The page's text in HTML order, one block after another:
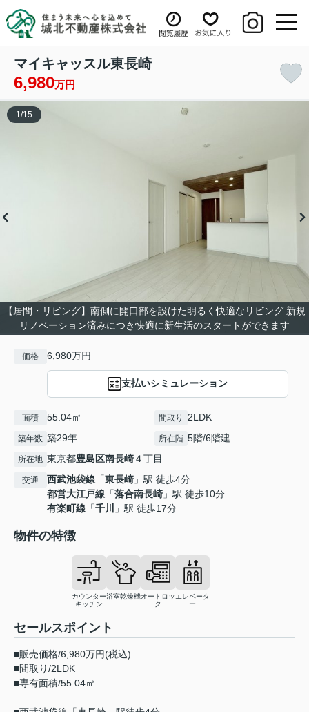
マイキャッスル東長崎
6,980万円
【居間・リビング】南側に開口部を設けた明るく快適なリビング 新規
リノベーション済みにつき快適に新生活のスタートができます
1/15
価格 6,980万円
支払いシミュレーション
面積 55.04㎡ 間取り 2LDK
築年数 築29年 所在階 5階/6階建
所在地 東京都豊島区南長崎４丁目
交通 西武池袋線 「東長崎 」駅 徒歩4分
都営大江戸線 「落合南長崎 」駅 徒歩10分
有楽町線 「千川 」駅 徒歩17分
物件の特徴
カウンター
キッチン
浴室乾燥機オートロッ
ク
エレベータ
ー
セールスポイント
■販売価格/6,980万円(税込)
■間取り/2LDK
■専有面積/55.04㎡